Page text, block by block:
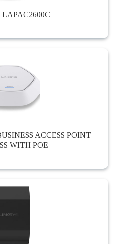
LAPAC2600C
ACCESS POINT
WITH POE